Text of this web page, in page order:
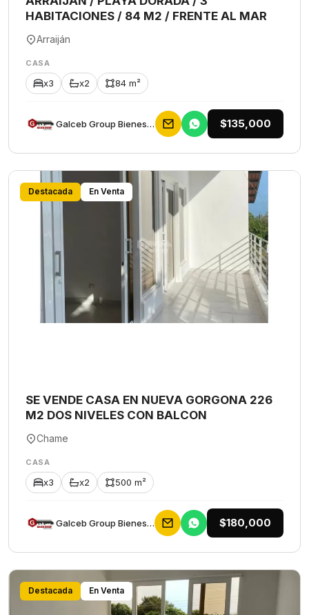
HABITACIONES / 84 M2 / FRENTE AL MAR
Arraiján
CASA
x3 x2 84 m²
Galceb Group Bienes Raices $135,000
Destacada En Venta
SE VENDE CASA EN NUEVA GORGONA 226
M2 DOS NIVELES CON BALCON
Chame
CASA
x3 x2 500 m²
Galceb Group Bienes Raices $180,000
Destacada En Venta